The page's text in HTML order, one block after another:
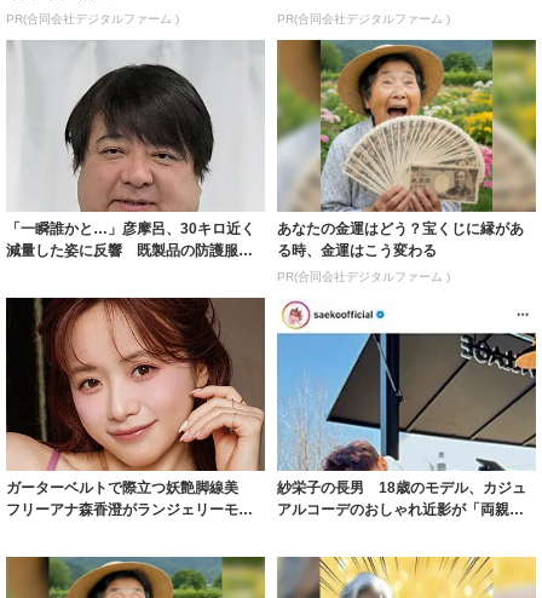
PR(合同会社デジタルファーム ) PR(合同会社デジタルファーム )
「一瞬誰かと…」彦摩呂、30キロ近く
減量した姿に反響 既製品の防護服が
あなたの金運はどう？宝くじに縁があ
る時、金運はこう変わる
PR(合同会社デジタルファーム )
ガーターベルトで際立つ妖艶脚線美
フリーアナ森香澄がランジェリーモデ
紗栄子の長男 18歳のモデル、カジュ
アルコーデのおしゃれ近影が「両親の